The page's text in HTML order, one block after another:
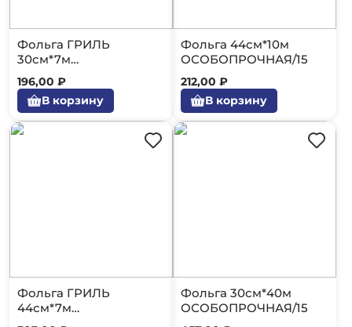
Фольга ГРИЛЬ
30см*7м
ОСОБОПРОЧНАЯ/20
196,00 ₽
В корзину
Фольга 44см*10м
ОСОБОПРОЧНАЯ/15
212,00 ₽
В корзину
Фольга ГРИЛЬ
44см*7м
ОСОБОПРОЧНАЯ/15
Фольга 30см*40м
ОСОБОПРОЧНАЯ/15